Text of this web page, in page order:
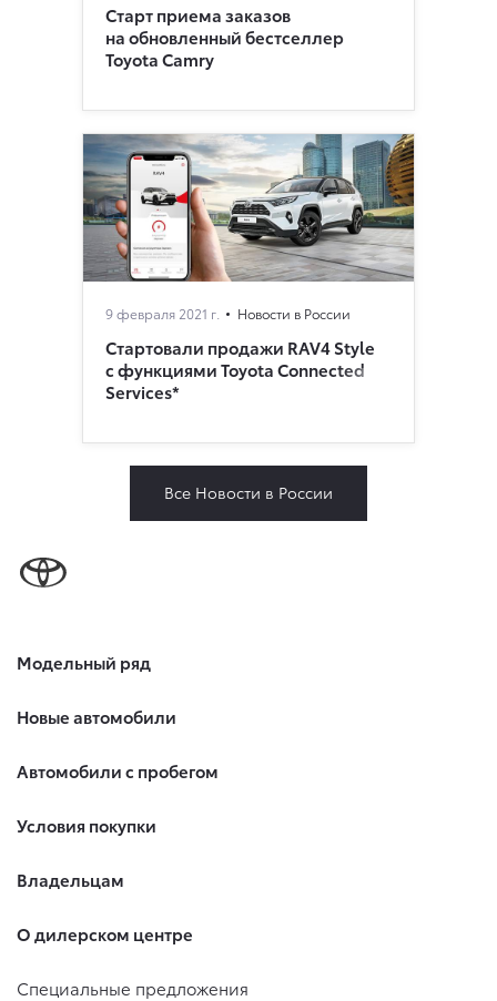
Старт приема заказов
на обновленный бестселлер
Toyota Camry
9 февраля 2021 г. Новости в России
Стартовали продажи RAV4 Style
с функциями Toyota Connected
Services*
Все Новости в России
Модельный ряд
Новые автомобили
Автомобили с пробегом
Условия покупки
Владельцам
О дилерском центре
Специальные предложения